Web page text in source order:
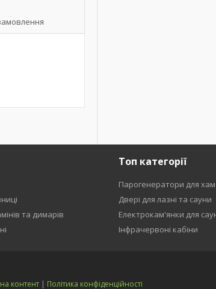
та димарів
Топ категорії
Парогенератори для
Двері для лазні та сауни
Електрокам'янки для
Інфрачервоні кабіни
контент | Політика конфіденційності